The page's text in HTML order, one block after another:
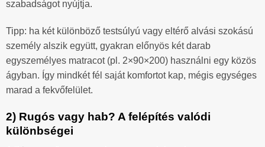
szabadságot nyújtja.
Tipp: ha két különböző testsúlyú vagy eltérő alvási szokású
személy alszik együtt, gyakran előnyös két darab
egyszemélyes matracot (pl. 2×90×200) használni egy közös
ágyban. Így mindkét fél saját komfortot kap, mégis egységes
marad a fekvőfelület.
2) Rugós vagy hab? A felépítés valódi
különbségei